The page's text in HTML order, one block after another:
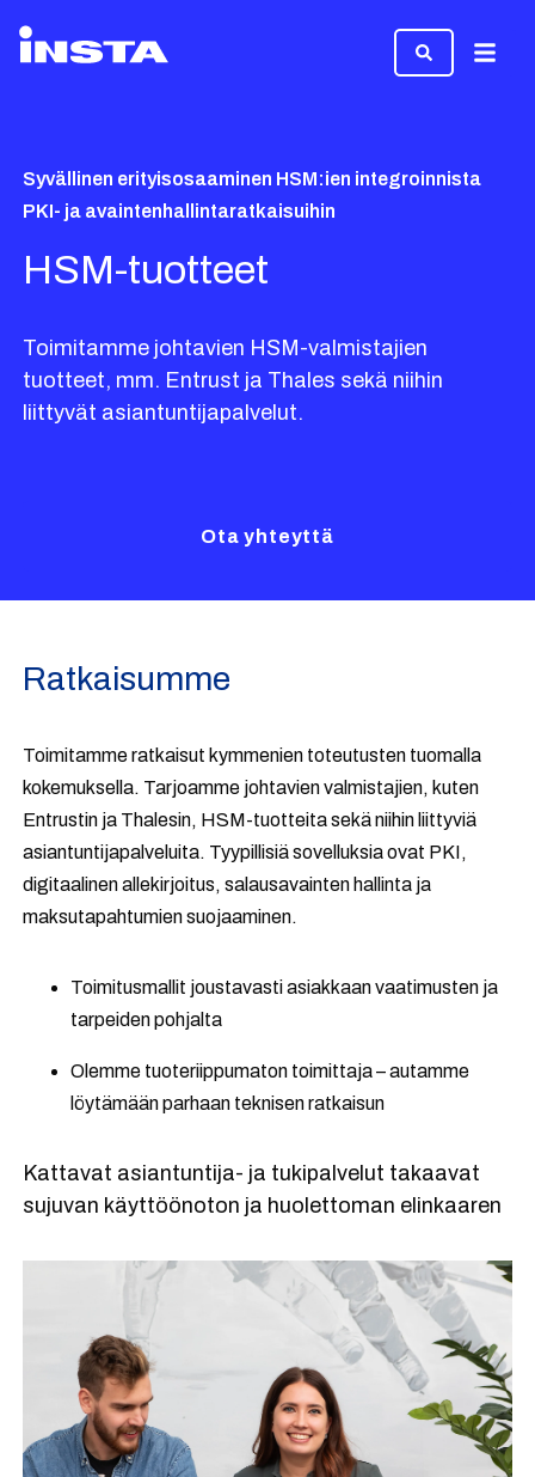
Syvällinen erityisosaaminen HSM:ien integroinnista
PKI- ja avaintenhallintaratkaisuihin
HSM-tuotteet
Toimitamme johtavien HSM-valmistajien
tuotteet, mm. Entrust ja Thales sekä niihin
liittyvät asiantuntijapalvelut.
Ota yhteyttä
Ratkaisumme
Toimitamme ratkaisut kymmenien toteutusten tuomalla
kokemuksella. Tarjoamme johtavien valmistajien, kuten
Entrustin ja Thalesin, HSM-tuotteita sekä niihin liittyviä
asiantuntijapalveluita. Tyypillisiä sovelluksia ovat PKI,
digitaalinen allekirjoitus, salausavainten hallinta ja
maksutapahtumien suojaaminen.
Toimitusmallit joustavasti asiakkaan vaatimusten ja
tarpeiden pohjalta
Olemme tuoteriippumaton toimittaja – autamme
löytämään parhaan teknisen ratkaisun
Kattavat asiantuntija- ja tukipalvelut takaavat
sujuvan käyttöönoton ja huolettoman elinkaaren